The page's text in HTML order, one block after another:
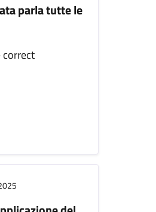
parla tutte le
correct